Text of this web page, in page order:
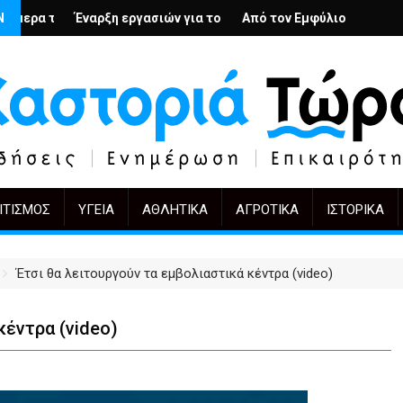
– Ο Άρμιν Βέγκνερ απέναντι στη λήθη
για το Κέντρο Ημέρας Ολικής Φροντίδας στην Καστοριά
Από τον Εμφύλιο στην Πόλωση: το ίδιο έργο,
KIFF 51: Η εικόνα
ΥΓΕΊΑ ΑΘΛΗΤΙΚΆ ΑΓΡΟΤΙΚΆ ΙΣΤΟΡΙΚΆ
Έτσι θα λειτουργούν τα εμβολιαστικά κέντρα (video)
(video)